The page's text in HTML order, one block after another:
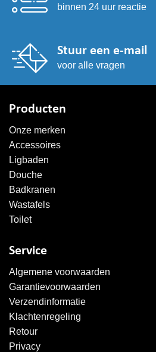
binnen 24 uur reactie
Stuur een e-mail
voor alle vragen
Producten
Onze merken
Accessoires
Ligbaden
Douche
Badkranen
Wastafels
Toilet
Service
Algemene voorwaarden
Garantievoorwaarden
Verzendinformatie
Klachtenregeling
Retour
Privacy